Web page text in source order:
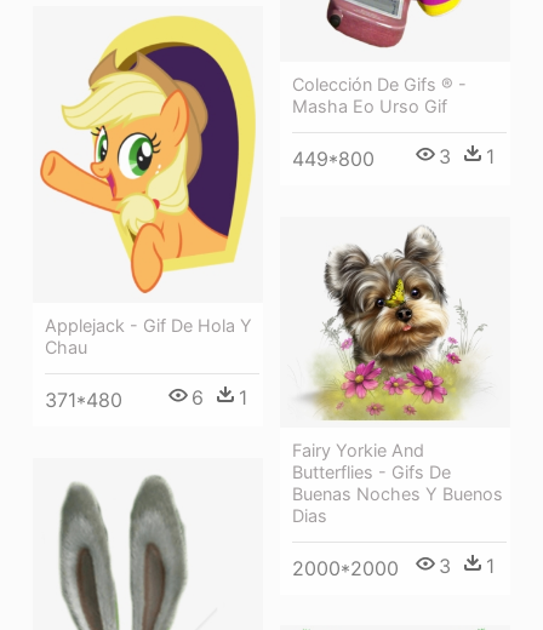
Colección De Gifs ® -
Masha Eo Urso Gif
449*800 3 1
Applejack - Gif De Hola Y
Chau
371*480 6 1
Fairy Yorkie And
Butterflies - Gifs De
Buenas Noches Y Buenos
Dias
2000*2000 3 1